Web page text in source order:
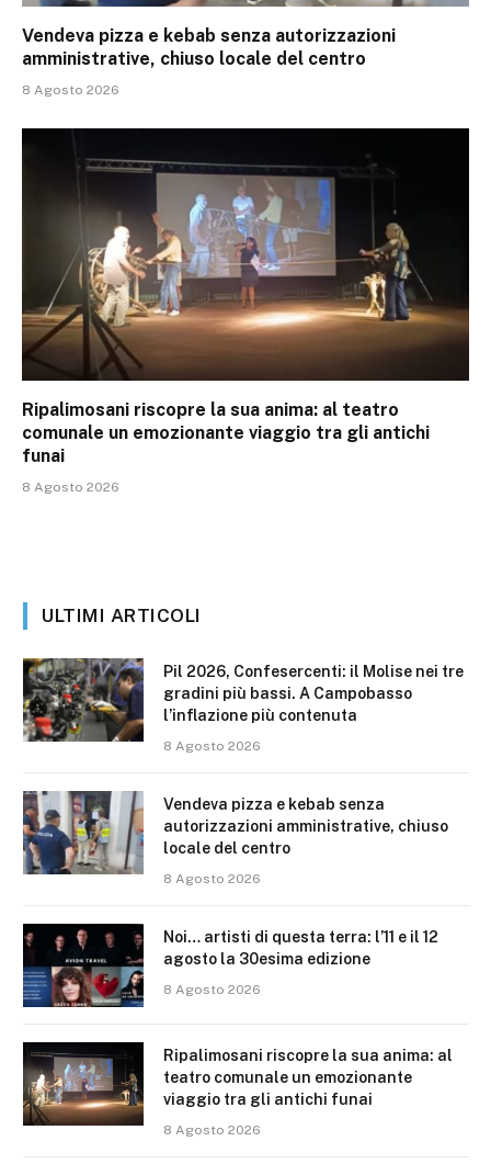
Vendeva pizza e kebab senza autorizzazioni
amministrative, chiuso locale del centro
8 Agosto 2026
Ripalimosani riscopre la sua anima: al teatro
comunale un emozionante viaggio tra gli antichi
funai
8 Agosto 2026
ULTIMI ARTICOLI
Pil 2026, Confesercenti: il Molise nei tre
gradini più bassi. A Campobasso
l’inflazione più contenuta
8 Agosto 2026
Vendeva pizza e kebab senza
autorizzazioni amministrative, chiuso
locale del centro
8 Agosto 2026
Noi… artisti di questa terra: l’11 e il 12
agosto la 30esima edizione
8 Agosto 2026
Ripalimosani riscopre la sua anima: al
teatro comunale un emozionante
viaggio tra gli antichi funai
8 Agosto 2026